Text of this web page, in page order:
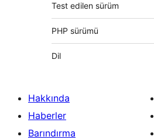
Test edilen sürüm
PHP sürümü
Dil
Hakkında
Haberler
Barındırma